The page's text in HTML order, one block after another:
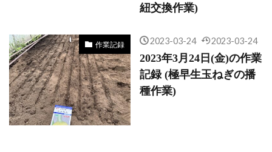
紐交換作業)
作業記録 2023-03-24 2023-03-24
2023年3月24日(金)の作業
記録 (極早生玉ねぎの播
種作業)